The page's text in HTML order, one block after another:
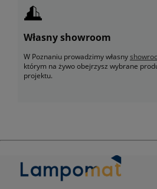
Własny showroom
W Poznaniu prowadzimy własny
którym na żywo obejrzysz wybrane
projektu.